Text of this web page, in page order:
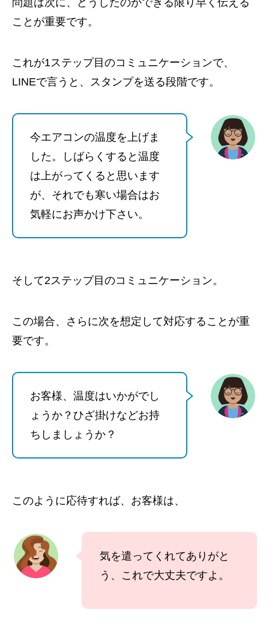
問題は次に、どうしたのかできる限り早く伝える
ことが重要です。
これが1ステップ目のコミュニケーションで、
LINEで言うと、スタンプを送る段階です。
今エアコンの温度を上げま
した。しばらくすると温度
は上がってくると思います
が、それでも寒い場合はお
気軽にお声かけ下さい。
そして2ステップ目のコミュニケーション。
この場合、さらに次を想定して対応することが重
要です。
お客様、温度はいかがでし
ょうか？ひざ掛けなどお持
ちしましょうか？
このように応待すれば、お客様は、
気を遣ってくれてありがと
う、これで大丈夫ですよ。